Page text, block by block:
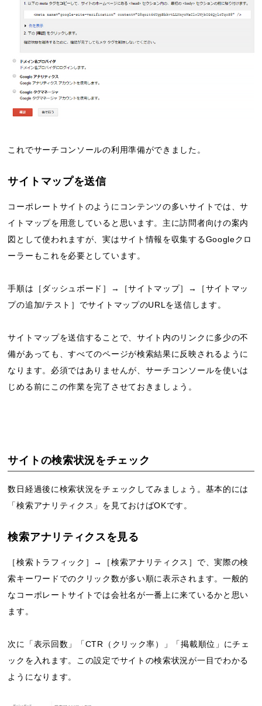
これでサーチコンソールの利用準備ができました。
サイトマップを送信
コーポレートサイトのようにコンテンツの多いサイトでは、サ
イトマップを用意していると思います。主に訪問者向けの案内
図として使われますが、実はサイト情報を収集するGoogleクロ
ーラーもこれを必要としています。
手順は［ダッシュボード］→［サイトマップ］→［サイトマッ
プの追加/テスト］でサイトマップのURLを送信します。
サイトマップを送信することで、サイト内のリンクに多少の不
備があっても、すべてのページが検索結果に反映されるように
なります。必須ではありませんが、サーチコンソールを使いは
じめる前にこの作業を完了させておきましょう。
サイトの検索状況をチェック
数日経過後に検索状況をチェックしてみましょう。基本的には
「検索アナリティクス」を見ておけばOKです。
検索アナリティクスを見る
［検索トラフィック］→［検索アナリティクス］で、実際の検
索キーワードでのクリック数が多い順に表示されます。一般的
なコーポレートサイトでは会社名が一番上に来ているかと思い
ます。
次に「表示回数」「CTR（クリック率）」「掲載順位」にチェ
ックを入れます。この設定でサイトの検索状況が一目でわかる
ようになります。